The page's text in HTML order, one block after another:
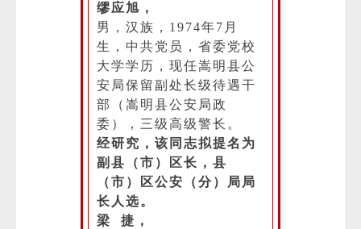
缪应旭，
男，汉族，1974年7月
生，中共党员，省委党校
大学学历，现任嵩明县公
安局保留副处长级待遇干
部（嵩明县公安局政
委），三级高级警长。
经研究，该同志拟提名为
副县（市）区长，县
（市）区公安（分）局局
长人选。
梁 捷，